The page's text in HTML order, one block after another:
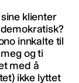
klienter
innkalte til
og ti
med å
ikke lyttet